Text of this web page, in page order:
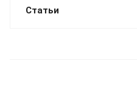
Статьи